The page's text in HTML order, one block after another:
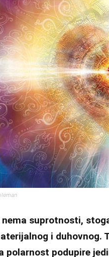
nema suprotnosti,
i duhovnog.
polarnost podupire